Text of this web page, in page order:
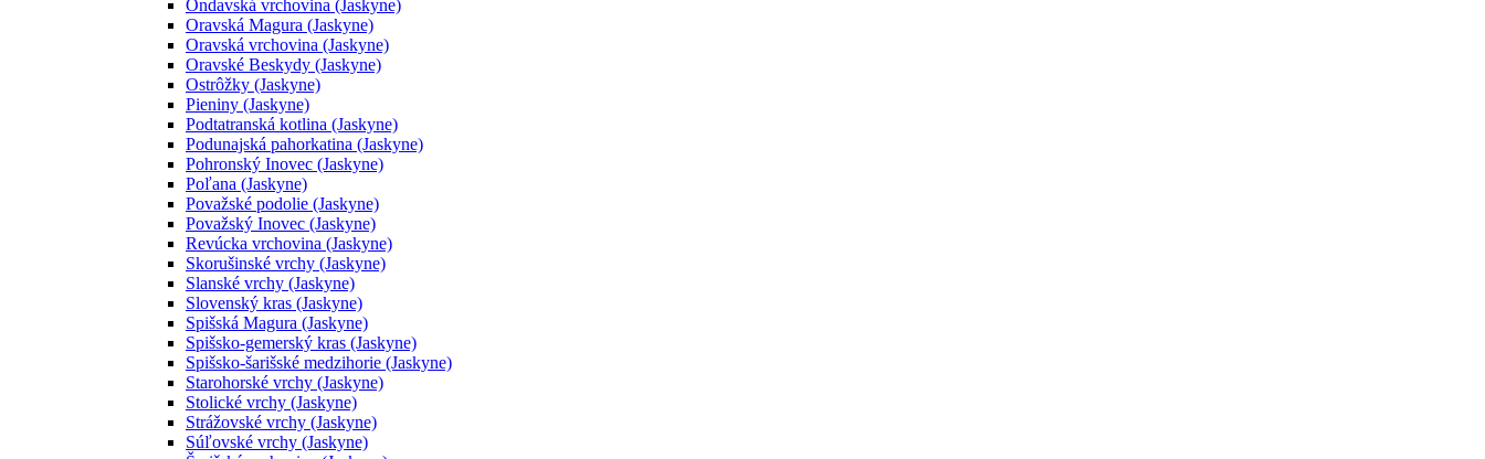
Ondavská vrchovina (Jaskyne)
Oravská Magura (Jaskyne)
Oravská vrchovina (Jaskyne)
Oravské Beskydy (Jaskyne)
Ostrôžky (Jaskyne)
Pieniny (Jaskyne)
Podtatranská kotlina (Jaskyne)
Podunajská pahorkatina (Jaskyne)
Pohronský Inovec (Jaskyne)
Poľana (Jaskyne)
Považské podolie (Jaskyne)
Považský Inovec (Jaskyne)
Revúcka vrchovina (Jaskyne)
Skorušinské vrchy (Jaskyne)
Slanské vrchy (Jaskyne)
Slovenský kras (Jaskyne)
Spišská Magura (Jaskyne)
Spišsko-gemerský kras (Jaskyne)
Spišsko-šarišské medzihorie (Jaskyne)
Starohorské vrchy (Jaskyne)
Stolické vrchy (Jaskyne)
Strážovské vrchy (Jaskyne)
Súľovské vrchy (Jaskyne)